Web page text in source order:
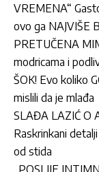
VREMENA“
ovo ga NAJVIŠE
PRETUČENA
modricama i
ŠOK! Evo koliko
mislili da je mlađa
SLAĐA LAZIĆ O
Raskrinkani
od stida
„POSLIJE